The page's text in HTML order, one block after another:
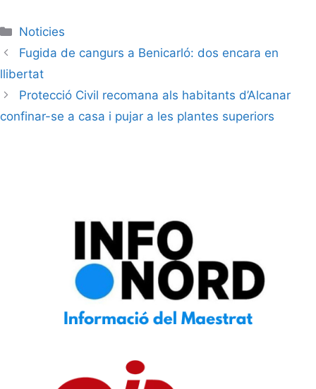
Noticies
Fugida de cangurs a Benicarló: dos encara en
llibertat
Protecció Civil recomana als habitants d’Alcanar
confinar-se a casa i pujar a les plantes superiors